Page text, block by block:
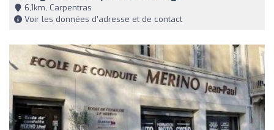
6,1km, Carpentras
Voir les données d'adresse et de contact